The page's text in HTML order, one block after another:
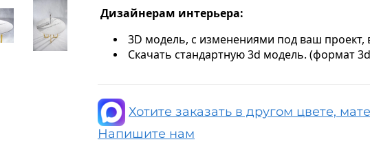
Дизайнерам интерьера:
3D модель, с изменениями под ваш
Скачать стандартную 3d модель. (формат
Хотите заказать в другом цвете,
Напишите нам